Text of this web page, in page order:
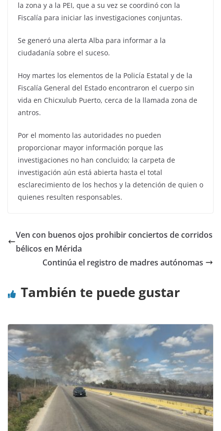
la zona y a la PEI, que a su vez se coordinó con la
Fiscalía para iniciar las investigaciones conjuntas.
Se generó una alerta Alba para informar a la
ciudadanía sobre el suceso.
Hoy martes los elementos de la Policía Estatal y de la
Fiscalía General del Estado encontraron el cuerpo sin
vida en Chicxulub Puerto, cerca de la llamada zona de
antros.
Por el momento las autoridades no pueden
proporcionar mayor información porque las
investigaciones no han concluido; la carpeta de
investigación aún está abierta hasta el total
esclarecimiento de los hechos y la detención de quien o
quienes resulten responsables.
Ven con buenos ojos prohibir conciertos de corridos
bélicos en Mérida
Continúa el registro de madres autónomas
También te puede gustar